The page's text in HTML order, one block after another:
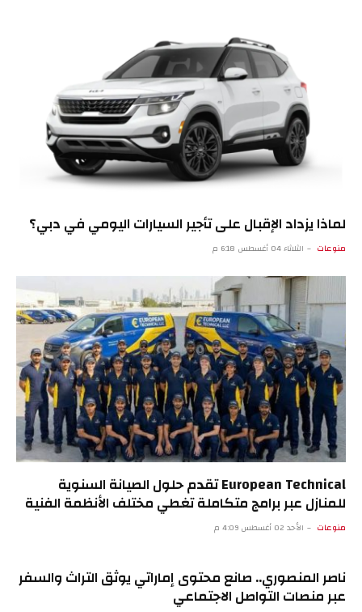
لماذا يزداد الإقبال على تأجير السيارات اليومي في دبي؟
منوعات الثلاثاء 04 أغسطس 6:18 م
European Technical تقدم حلول الصيانة السنوية
للمنازل عبر برامج متكاملة تغطي مختلف الأنظمة الفنية
منوعات الأحد 02 أغسطس 4:09 م
ناصر المنصوري.. صانع محتوى إماراتي يوثق التراث والسفر
عبر منصات التواصل الاجتماعي